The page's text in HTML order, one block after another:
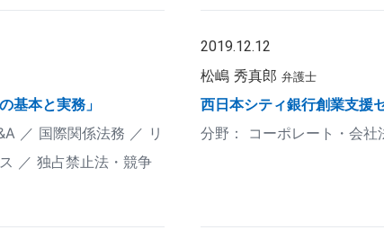
基本と実務」
国際関係法務
リ
独占禁止法・競争
2019.12.12
松嶋 秀真郎 弁護士
西日本シティ銀行創業支
コーポレート・会社